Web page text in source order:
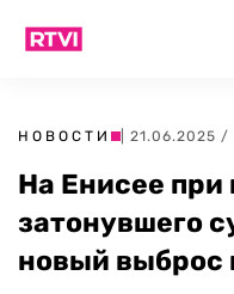
НОВОСТИ | 21.06.2025 /
На Енисее при
затонувшего
новый выброс